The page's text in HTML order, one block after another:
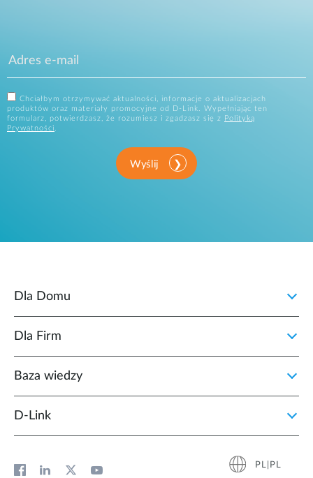
Chciałbym otrzymywać aktualności, informacje o aktualizacjach
produktów oraz materiały promocyjne od D-Link. Wypełniając ten
formularz, potwierdzasz, że rozumiesz i zgadzasz się z
Polityką
Prywatności.
Wyślij
Dla Domu
Dla Firm
Baza wiedzy
D‑Link
PL|PL